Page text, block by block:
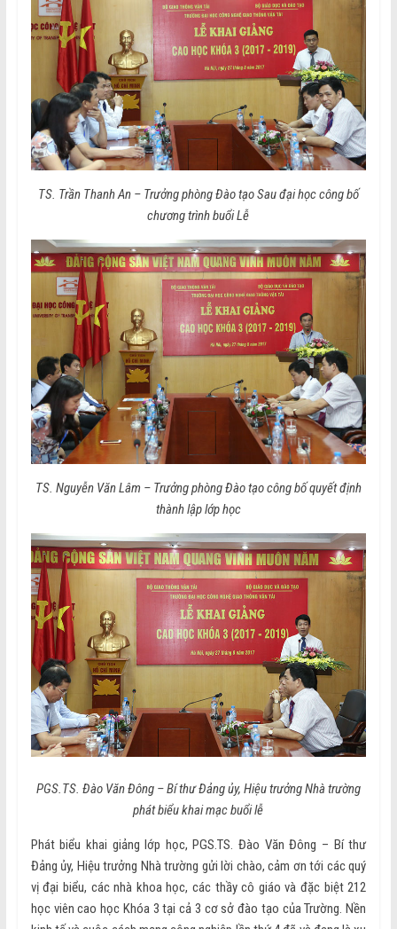
TS. Trần Thanh An – Trưởng phòng Đào tạo Sau đại học công bố
chương trình buổi Lễ
TS. Nguyễn Văn Lâm – Trưởng phòng Đào tạo công bố quyết định
thành lập lớp học
PGS.TS. Đào Văn Đông – Bí thư Đảng ủy, Hiệu trưởng Nhà trường
phát biểu khai mạc buổi lễ
Phát biểu khai giảng lớp học, PGS.TS. Đào Văn Đông – Bí thư
Đảng ủy, Hiệu trưởng Nhà trường gửi lời chào, cảm ơn tới các quý
vị đại biểu, các nhà khoa học, các thầy cô giáo và đặc biệt 212
học viên cao học Khóa 3 tại cả 3 cơ sở đào tạo của Trường. Nền